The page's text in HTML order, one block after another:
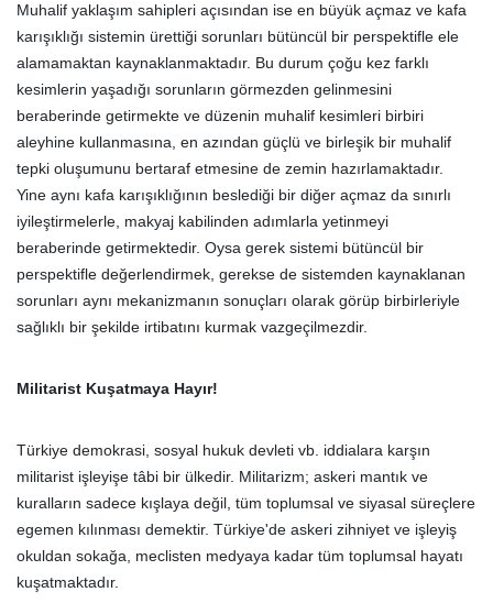
Muhalif yaklaşım sahipleri açısından ise en büyük açmaz ve kafa
karışıklığı sistemin ürettiği sorunları bütüncül bir perspektifle ele
alamamaktan kaynaklanmaktadır. Bu durum çoğu kez farklı
kesimlerin yaşadığı sorunların görmezden gelinmesini
beraberinde getirmekte ve düzenin muhalif kesimleri birbiri
aleyhine kullanmasına, en azından güçlü ve birleşik bir muhalif
tepki oluşumunu bertaraf etmesine de zemin hazırlamaktadır.
Yine aynı kafa karışıklığının beslediği bir diğer açmaz da sınırlı
iyileştirmelerle, makyaj kabilinden adımlarla yetinmeyi
beraberinde getirmektedir. Oysa gerek sistemi bütüncül bir
perspektifle değerlendirmek, gerekse de sistemden kaynaklanan
sorunları aynı mekanizmanın sonuçları olarak görüp birbirleriyle
sağlıklı bir şekilde irtibatını kurmak vazgeçilmezdir.
Militarist Kuşatmaya Hayır!
Türkiye demokrasi, sosyal hukuk devleti vb. iddialara karşın
militarist işleyişe tâbi bir ülkedir. Militarizm; askeri mantık ve
kuralların sadece kışlaya değil, tüm toplumsal ve siyasal süreçlere
egemen kılınması demektir. Türkiye'de askeri zihniyet ve işleyiş
okuldan sokağa, meclisten medyaya kadar tüm toplumsal hayatı
kuşatmaktadır.